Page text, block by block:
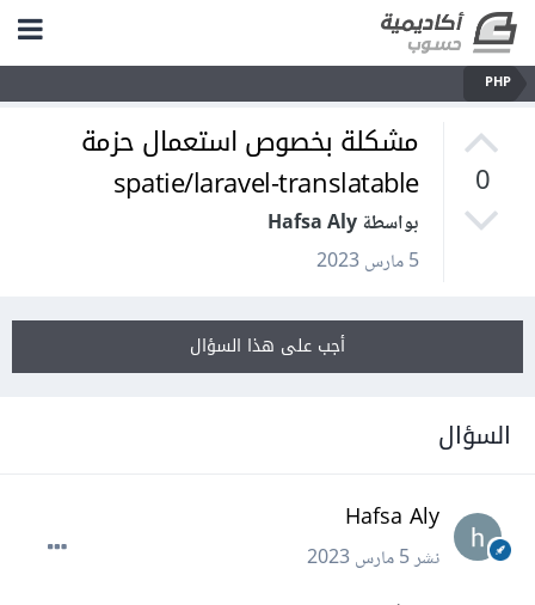
PHP
0
مشكلة بخصوص استعمال حزمة
spatie/laravel-translatable
بواسطة Hafsa Aly
5 مارس 2023
أجب على هذا السؤال
السؤال
Hafsa Aly
نشر5 مارس 2023